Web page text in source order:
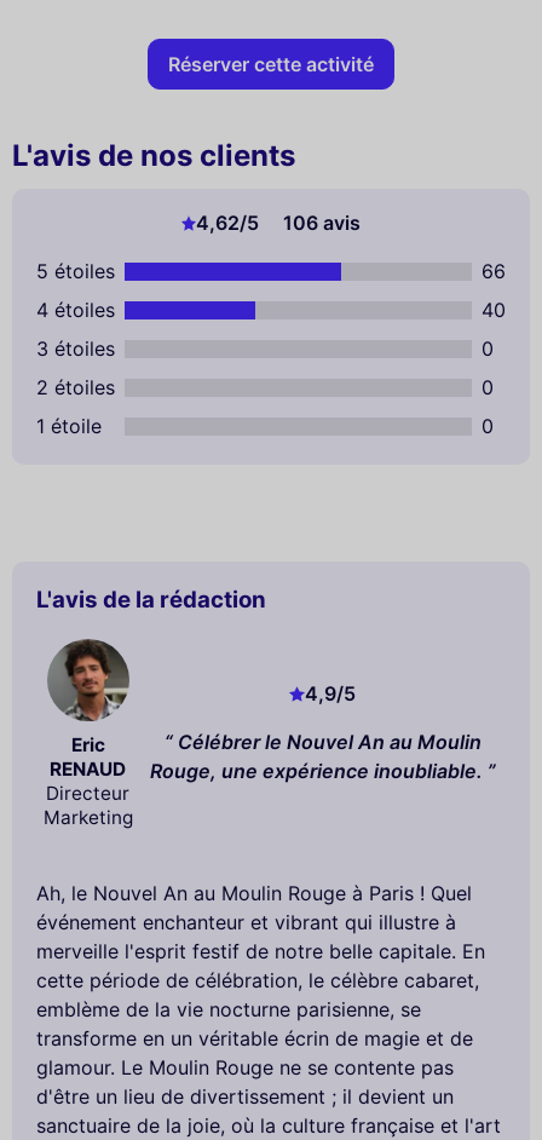
Réserver cette activité
L'avis de nos clients
4,62/5
106 avis
5 étoiles
66
4 étoiles
40
3 étoiles
0
2 étoiles
0
1 étoile
0
L'avis de la rédaction
Eric
RENAUD
Directeur
Marketing
4,9/5
Célébrer le Nouvel An au Moulin
Rouge, une expérience inoubliable.
Ah, le Nouvel An au Moulin Rouge à Paris ! Quel
événement enchanteur et vibrant qui illustre à
merveille l'esprit festif de notre belle capitale. En
cette période de célébration, le célèbre cabaret,
emblème de la vie nocturne parisienne, se
transforme en un véritable écrin de magie et de
glamour. Le Moulin Rouge ne se contente pas
d'être un lieu de divertissement ; il devient un
sanctuaire de la joie, où la culture française et l'art